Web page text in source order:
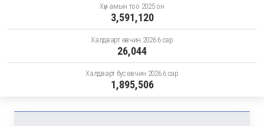
Хүн амын тоо 2025 он
3,591,120
Халдварт өвчин 2026.6 сар
26,044
Халдварт бус өвчин 2026.6 сар
1,895,506